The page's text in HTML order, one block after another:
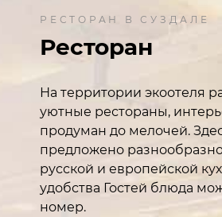
РЕСТОРАН В СУЗДАЛЕ
Ресторан
На территории экоотеля
уютные рестораны,
продуман до мелочей.
предложено
русской и европейской
удобства Гостей блюда
номер.